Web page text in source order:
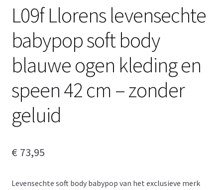
L09f Llorens levensechte
babypop soft body
blauwe ogen kleding en
speen 42 cm – zonder
geluid
€ 73,95
Levensechte soft body babypop van het exclusieve merk